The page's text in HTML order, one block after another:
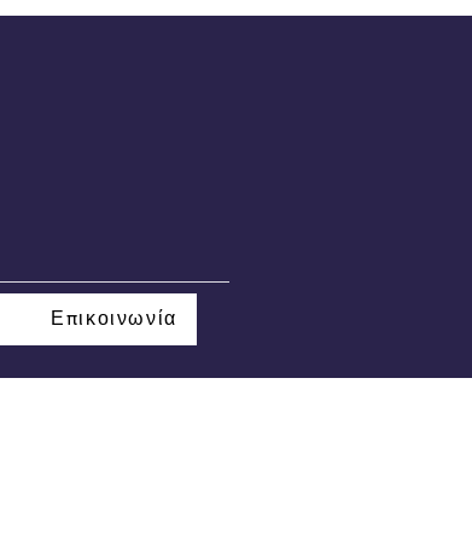
Επικοινωνία